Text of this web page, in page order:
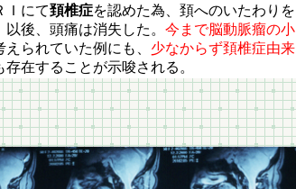
Ｉにて頚椎症を認めた為、頚へのいたわりを
以後、頭痛は消失した。 今まで脳動脈瘤の小
えられていた例にも、 少なからず頚椎症由来
存在することが示唆される。